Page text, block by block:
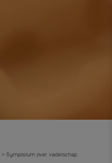
> Symposium over vaderschap